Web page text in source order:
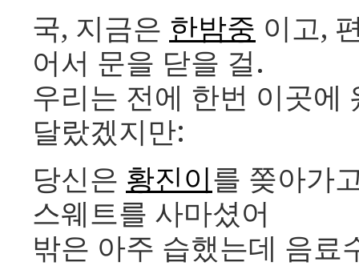
국, 지금은 한밤중 이고,
어서 문을 닫을 걸.
우리는 전에 한번 이곳에
달랐겠지만:
당신은 황진이를 쫒아가
스웨트를 사마셨어
밖은 아주 습했는데 음료